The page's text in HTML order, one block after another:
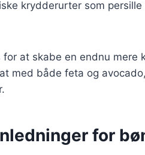
krydderurter som
at skabe en endnu mere
med både feta og
for